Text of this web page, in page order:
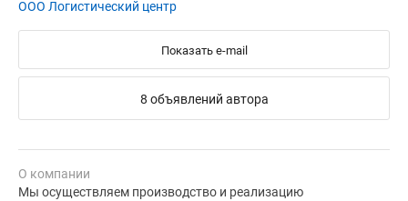
ООО Логистический центр
Показать e-mail
8 объявлений автора
О компании
Мы осуществляем производство и реализацию